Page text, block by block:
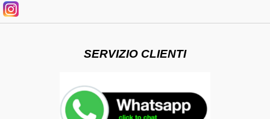
SERVIZIO CLIENTI